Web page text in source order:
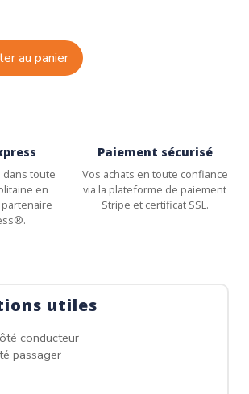
au panier
dans toute
en
Paiement sécurisé
Vos achats en toute confiance
via la plateforme de paiement
Stripe et certificat SSL.
utiles
conducteur
passager